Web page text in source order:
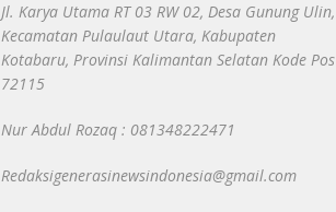
Jl. Karya Utama RT 03 RW 02, Desa Gunung Ulin,
Kecamatan Pulaulaut Utara, Kabupaten
Kotabaru, Provinsi Kalimantan Selatan Kode Pos
72115
Nur Abdul Rozaq : 081348222471
Redaksigenerasinewsindonesia@gmail.com